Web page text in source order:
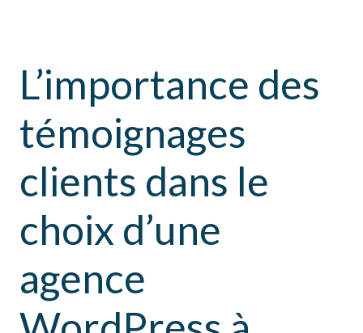
L’importance des
témoignages
clients dans le
choix d’une
agence